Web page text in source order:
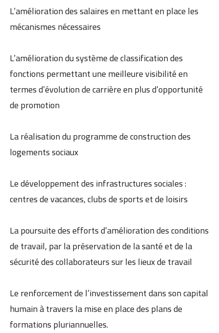
L’amélioration des salaires en mettant en place les
mécanismes nécessaires
L’amélioration du système de classification des
fonctions permettant une meilleure visibilité en
termes d’évolution de carrière en plus d’opportunité
de promotion
La réalisation du programme de construction des
logements sociaux
Le développement des infrastructures sociales :
centres de vacances, clubs de sports et de loisirs
La poursuite des efforts d’amélioration des conditions
de travail, par la préservation de la santé et de la
sécurité des collaborateurs sur les lieux de travail
Le renforcement de l’investissement dans son capital
humain à travers la mise en place des plans de
formations pluriannuelles.